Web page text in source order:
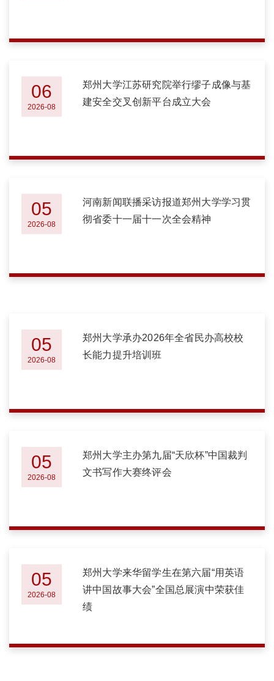
06
2026-08
郑州大学江苏研究院举行缪子成像与基
建安全交叉创新平台成立大会
05
2026-08
河南新闻联播采访报道郑州大学学习贯
彻省委十一届十一次全会精神
05
2026-08
郑州大学承办2026年全省民办高校校
长能力提升培训班
05
2026-08
郑州大学主办第九届“天欣杯”中国裁判
文书写作大赛终评会
05
2026-08
郑州大学来华留学生在第六届“用英语
讲中国故事大会”全国总展演中荣获佳
绩